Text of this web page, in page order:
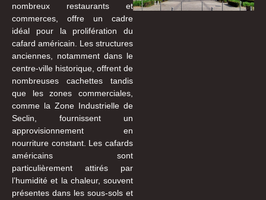
nombreux restaurants et
commerces, offre un cadre
idéal pour la prolifération du
cafard américain. Les structures
anciennes, notamment dans le
centre-ville historique, offrent de
nombreuses cachettes tandis
que les zones commerciales,
comme la Zone Industrielle de
Seclin, fournissent un
approvisionnement en
nourriture constant. Les cafards
américains sont
particulièrement attirés par
l’humidité et la chaleur, souvent
présentes dans les sous-sols et